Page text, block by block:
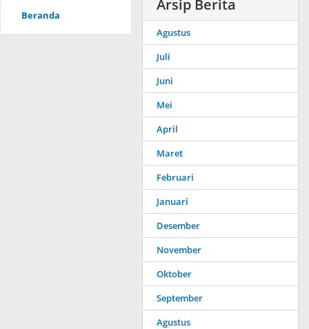
Beranda
Arsip Berita
Agustus
Juli
Juni
Mei
April
Maret
Februari
Januari
Desember
November
Oktober
September
Agustus